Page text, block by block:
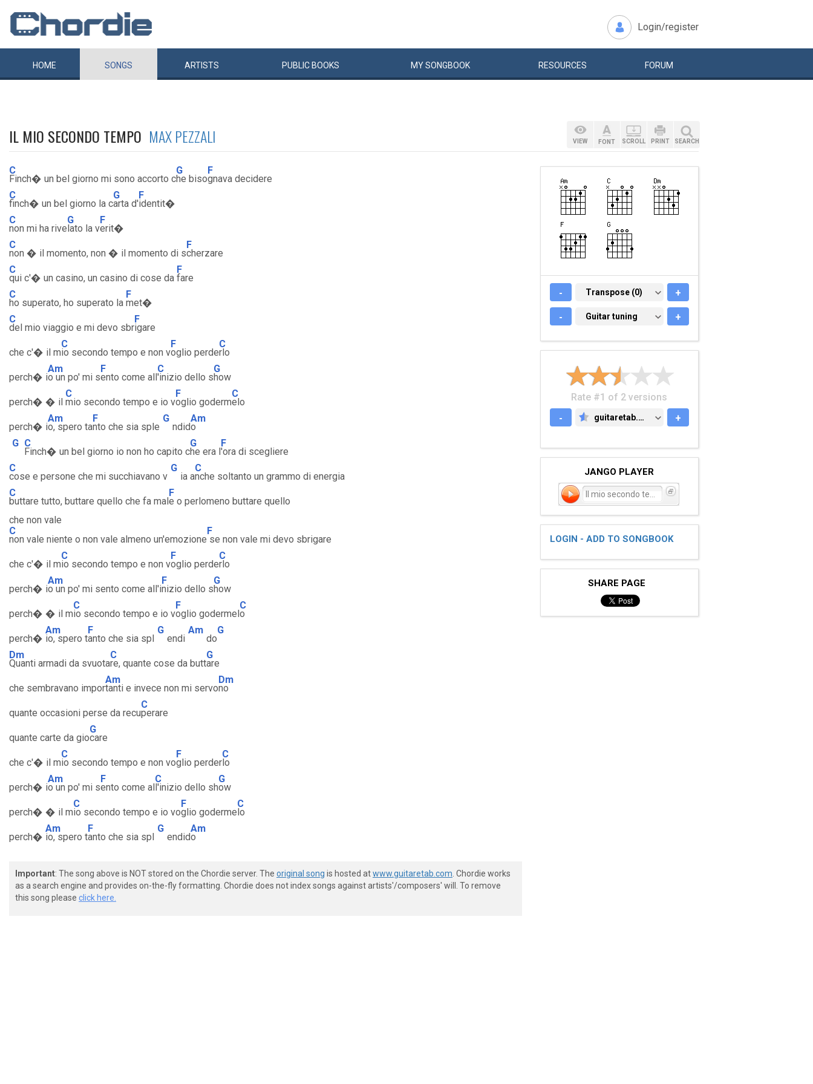
Login/register
HOME SONGS ARTISTS PUBLIC BOOKS MYSONGBOOK RESOURCES FORUM
IL MIO SECONDO TEMPO MAX PEZZALI
C
Finch� un bel giorno mi sono accorto c
G
he biso
F
gnava decidere
C
finch� un bel giorno la c
G
arta d'
F
identit�
C
non mi ha rive
G
lato la v
F
erit�
C
non � il momento, non � il momento di s
F
cherzare
C
qui c'� un casino, un casino di cose da
F
fare
C
ho superato, ho superato la
F
met�
C
del mio viaggio e mi devo sbr
F
igare
che c'� il m
C
io secondo tempo e non v
F
oglio perde
C
rlo
perch� i
Am
o un po' mi s
F
ento come all
C
'inizio dello s
G
how
perch� � il
C
mio secondo tempo e io v
F
oglio goderm
C
elo
perch� i
Am
o, spero ta
F
nto che sia sple
G
ndid
Am
o
G C
Finch� un bel giorno io non ho capito c
G
he era l
F
'ora di scegliere
C
cose e persone che mi succhiavano v
G
ia a
C
nche soltanto un grammo di energia
C
buttare tutto, buttare quello che fa mal
F
e o perlomeno buttare quello
che non vale
C
non vale niente o non vale almeno un'emozione
F
se non vale mi devo sbrigare
che c'� il m
C
io secondo tempo e non v
F
oglio perde
C
rlo
perch� i
Am
o un po' mi sento come all'i
F
nizio dello s
G
how
perch� � il m
C
io secondo tempo e io v
F
oglio godermel
C
o
perch�
Am
io, spero t
F
anto che sia spl
G
endi
Am
do
G
Dm
Quanti armadi da svuota
C
re, quante cose da butt
G
are
che sembravano impor
Am
tanti e invece non mi servo
Dm
no
quante occasioni perse da recu
C
perare
quante carte da gio
G
care
che c'� il m
C
io secondo tempo e non vo
F
glio perder
C
lo
perch� i
Am
o un po' mi s
F
ento come al
C
l'inizio dello sh
G
ow
perch� � il m
C
io secondo tempo e io vo
F
glio goderme
C
lo
perch�
Am
io, spero t
F
anto che sia spl
G
endid
Am
o
Important: The song above is NOT stored on the Chordie server. The original song is hosted atwww.guitaretab.com . Chordie works
as a search engine and provides on-the-fly formatting. Chordie does not index songs against artists'/composers' will. To remove
this song please click here.
VIEW FONT SCROLL PRINT SEARCH
- TRANSPOSE (0)
Transpose (0) +
- GUITAR TUNING
Guitar tuning +
Rate #1 of 2 versions
-
GUITARETAB.COM
guitaretab.com +
JANGO PLAYER
LOGIN - ADD TO SONGBOOK
SHARE PAGE